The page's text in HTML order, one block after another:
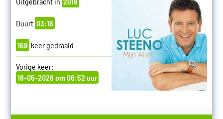
Duurt 03:18
168 keer gedraaid
Vorige keer:
18-05-2026 om 06:52 uur